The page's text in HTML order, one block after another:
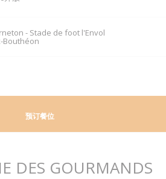
- Stade de foot l'Envol
Bouthéon
预订餐位
DES GOURMANDS